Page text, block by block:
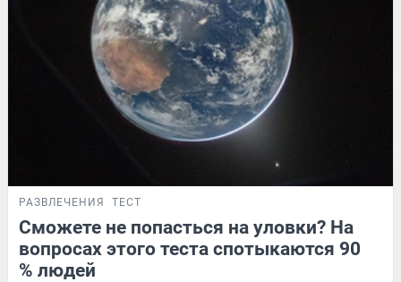
РАЗВЛЕЧЕНИЯ ТЕСТ
Сможете не попасться на уловки? На
вопросах этого теста спотыкаются 90
% людей